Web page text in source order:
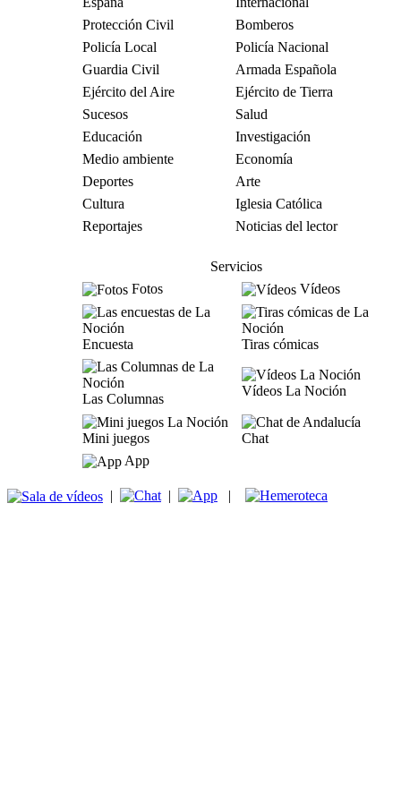
Protección Civil
Bomberos
Policía Local
Policía Nacional
Guardia Civil
Armada Española
Ejército del Aire
Ejército de Tierra
Sucesos
Salud
Educación
Investigación
Medio ambiente
Economía
Deportes
Arte
Cultura
Iglesia Católica
Reportajes
Noticias del lector
Servicios
Fotos
Vídeos
Encuesta Tiras cómicas
Las Columnas
Vídeos La Noción
Mini juegos
Chat
App
| | |